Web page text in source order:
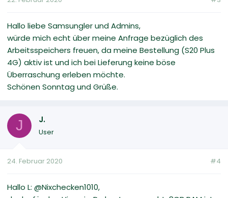
Hallo liebe Samsungler und Admins,
würde mich echt über meine Anfrage bezüglich des
Arbeitsspeichers freuen, da meine Bestellung (S20 Plus
4G) aktiv ist und ich bei Lieferung keine böse
Überraschung erleben möchte.
Schönen Sonntag und Grüße.
J J.
User
24. Februar 2020 #4
Hallo L: @Nixchecken1010,